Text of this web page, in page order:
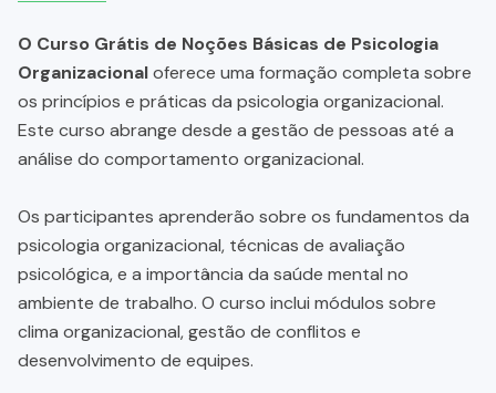
O Curso Grátis de Noções Básicas de Psicologia
Organizacionaloferece uma formação completa sobre
os princípios e práticas da psicologia organizacional.
Este curso abrange desde a gestão de pessoas até a
análise do comportamento organizacional.
Os participantes aprenderão sobre os fundamentos da
psicologia organizacional, técnicas de avaliação
psicológica, e a importância da saúde mental no
ambiente de trabalho. O curso inclui módulos sobre
clima organizacional, gestão de conflitos e
desenvolvimento de equipes.